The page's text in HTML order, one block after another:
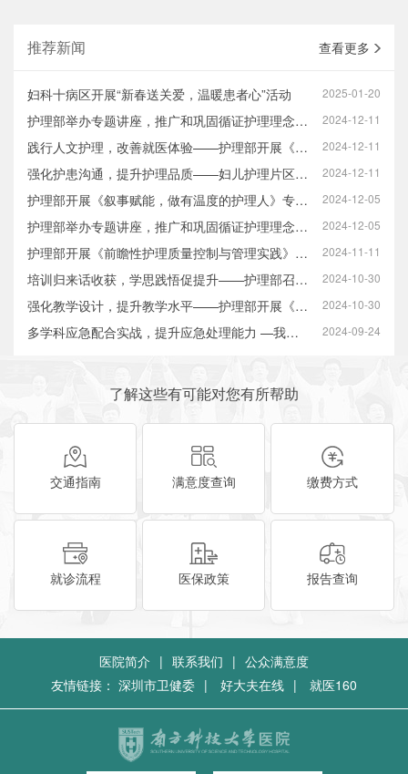
推荐新闻 查看更多
2025-01-20
妇科十病区开展“新春送关爱，温暖患者心”活动
2024-12-11
护理部举办专题讲座，推广和巩固循证护理理念在临床中的实践与应用
2024-12-11
践行人文护理，改善就医体验——护理部开展《基于改善就医感受的医学人文…
2024-12-11
强化护患沟通，提升护理品质——妇儿护理片区开展护患人文沟通工作坊
2024-12-05
护理部开展《叙事赋能，做有温度的护理人》专题培训
2024-12-05
护理部举办专题讲座，推广和巩固循证护理理念在临床中的实践与应用
2024-11-11
护理部开展《前瞻性护理质量控制与管理实践》专题讲座及指导工作
2024-10-30
培训归来话收获，学思践悟促提升——护理部召开护士层级管理培训班总结汇…
2024-10-30
强化教学设计，提升教学水平——护理部开展《教学设计与教案撰写》专题培训
2024-09-24
多学科应急配合实战，提升应急处理能力 —我院护理部联合多部门开展患者…
了解这些有可能对您有所帮助
交通指南 满意度查询 缴费方式
就诊流程 医保政策 报告查询
医院简介 | 联系我们 | 公众满意度
友情链接： 深圳市卫健委 | 好大夫在线 | 就医160